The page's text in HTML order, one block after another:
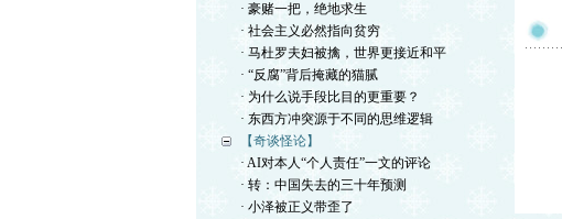
· 豪赌一把，绝地求生
· 社会主义必然指向贫穷
· 马杜罗夫妇被擒，世界更接近和平
· “反腐”背后掩藏的猫腻
· 为什么说手段比目的更重要？
· 东西方冲突源于不同的思维逻辑
【奇谈怪论】
· AI对本人“个人责任”一文的评论
· 转：中国失去的三十年预测
· 小泽被正义带歪了